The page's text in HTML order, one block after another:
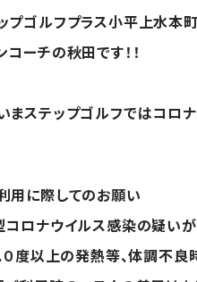
プゴルフプラス小平上水本
コーチの秋田です！！
まステップゴルフではコロ
用に際してのお願い
コロナウイルス感染の疑い
.０度以上の発熱等、体調不